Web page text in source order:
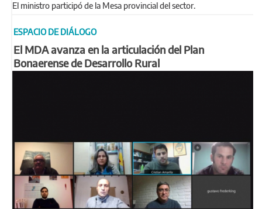
El ministro participó de la Mesa provincial del sector.
ESPACIO DE DIÁLOGO
El MDA avanza en la articulación del Plan
Bonaerense de Desarrollo Rural